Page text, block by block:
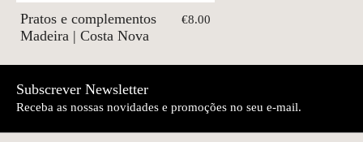
Pratos e complementos
Madeira | Costa Nova
€8.00
Subscrever Newsletter
Receba as nossas novidades e promoções no seu e-mail.